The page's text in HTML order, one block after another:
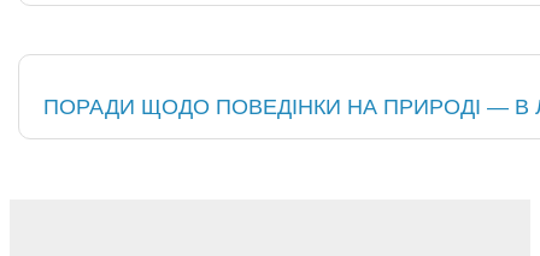
ПОРАДИ ЩОДО ПОВЕДІНКИ НА ПРИРОДІ — В